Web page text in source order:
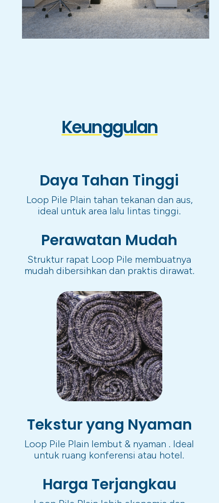
Keunggulan
Daya Tahan Tinggi
Loop Pile Plain tahan tekanan dan aus,
ideal untuk area lalu lintas tinggi.
Perawatan Mudah
Struktur rapat Loop Pile membuatnya
mudah dibersihkan dan praktis dirawat.
Tekstur yang Nyaman
Loop Pile Plain lembut & nyaman . Ideal
untuk ruang konferensi atau hotel.
Harga Terjangkau